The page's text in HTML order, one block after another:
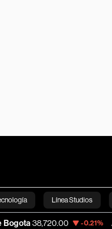
Línea Studios
English-0.21% Apple